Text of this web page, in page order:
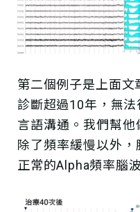
第二個例子是上面
診斷超過10年，無
言語溝通。我們幫
除了頻率緩慢以外
正常的Alpha頻率腦